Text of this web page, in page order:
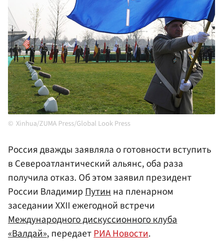
Xinhua/ZUMA Press/Global Look Press
Россия дважды заявляла о готовности вступить
в Североатлантический альянс, оба раза
получила отказ. Об этом заявил президент
России ВладимирПутинна пленарном
заседании XXII ежегодной встречи
Международного дискуссионного клуба
«Валдай», передаетРИА Новости.